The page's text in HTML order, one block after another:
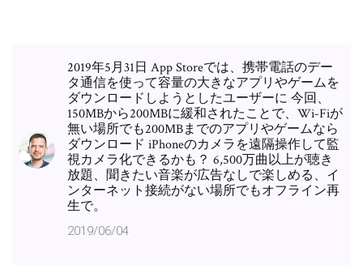
2019年5月31日 App Storeでは、携帯電話のデー
タ通信を使って容量の大きなアプリやゲームを
ダウンロードしようとしたユーザーに 今回、
150MBから200MBに緩和されたことで、Wi-Fiが
無い場所でも200MBまでのアプリやゲームなら
ダウンロード iPhoneのカメラを遠隔操作して監
視カメラ化できるかも？ 6,500万曲以上が聴き
放題、聞きたい音楽が広告なしで楽しめる、イ
ンターネット接続がない場所でもオフライン再
生で。
2019/06/04